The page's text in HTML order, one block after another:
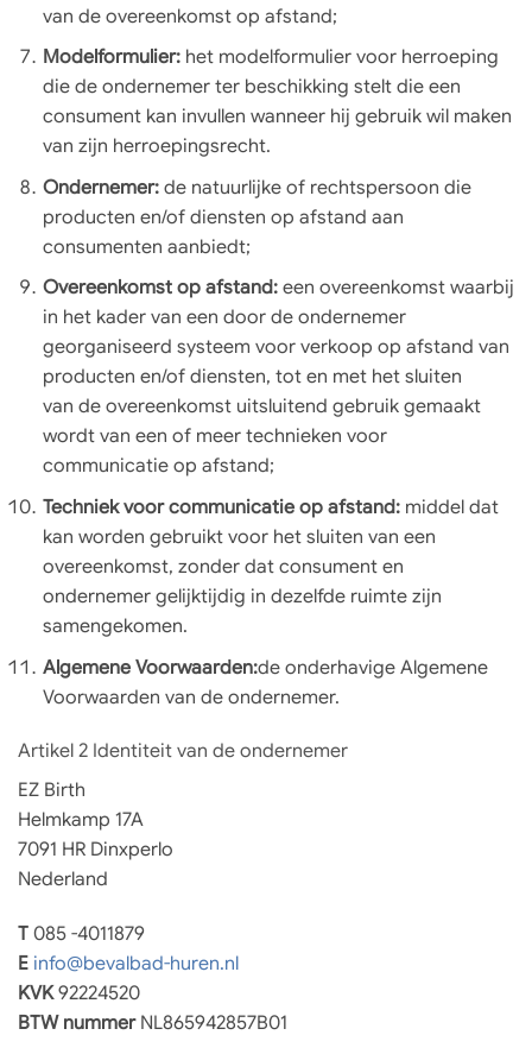
van de overeenkomst op afstand;
Modelformulier: het modelformulier voor herroeping
die de ondernemer ter beschikking stelt die een
consument kan invullen wanneer hij gebruik wil maken
van zijn herroepingsrecht.
Ondernemer: de natuurlijke of rechtspersoon die
producten en/of diensten op afstand aan
consumenten aanbiedt;
Overeenkomst op afstand: een overeenkomst waarbij
in het kader van een door de ondernemer
georganiseerd systeem voor verkoop op afstand van
producten en/of diensten, tot en met het sluiten
van de overeenkomst uitsluitend gebruik gemaakt
wordt van een of meer technieken voor
communicatie op afstand;
Techniek voor communicatie op afstand: middel dat
kan worden gebruikt voor het sluiten van een
overeenkomst, zonder dat consument en
ondernemer gelijktijdig in dezelfde ruimte zijn
samengekomen.
Algemene Voorwaarden:de onderhavige Algemene
Voorwaarden van de ondernemer.
Artikel 2 Identiteit van de ondernemer
EZ Birth
Helmkamp 17A
7091 HR Dinxperlo
Nederland
T 085 -4011879
E info@bevalbad-huren.nl
KVK92224520
BTW nummerNL865942857B01